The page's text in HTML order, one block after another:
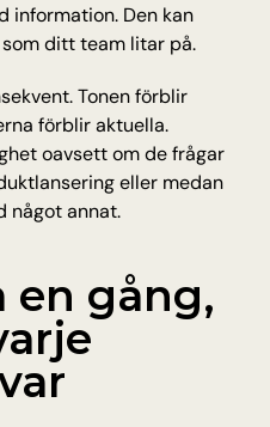
information. Den kan
ditt team litar på.
Tonen förblir
förblir aktuella.
oavsett om de frågar
eller medan
något annat.
en gång,